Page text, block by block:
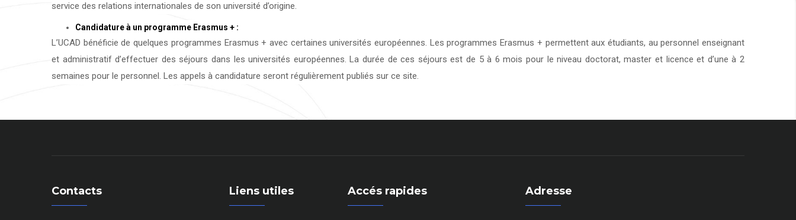
service des relations internationales de son université d’origine.
Candidature à un programme Erasmus + :
L’UCAD bénéficie de quelques programmes Erasmus + avec certaines universités européennes. Les programmes Erasmus + permettent aux étudiants, au personnel enseignant
et administratif d’effectuer des séjours dans les universités européennes. La durée de ces séjours est de 5 à 6 mois pour le niveau doctorat, master et licence et d’une à 2
semaines pour le personnel. Les appels à candidature seront régulièrement publiés sur ce site.
Contacts Liens utiles Accés rapides Adresse